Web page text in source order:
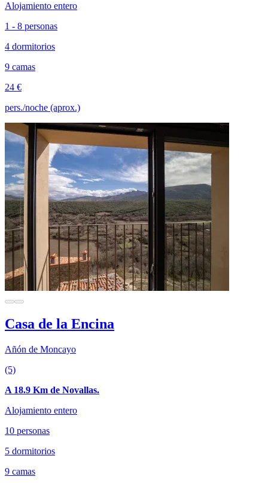
Alojamiento entero
1 - 8 personas
4 dormitorios
9 camas
24 €
pers./noche (aprox.)
Casa de la Encina
Añón de Moncayo
(5)
A 18.9 Km de Novallas.
Alojamiento entero
10 personas
5 dormitorios
9 camas